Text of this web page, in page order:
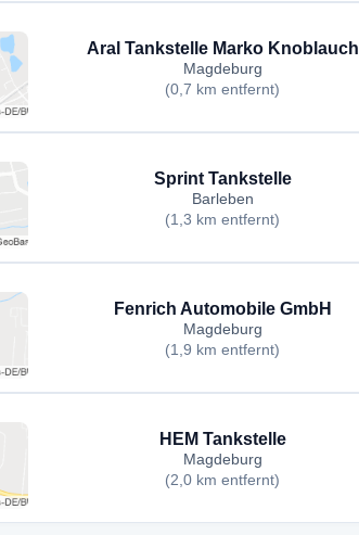
Aral Tankstelle Marko Knoblauch
Magdeburg
(0,7 km entfernt)
Sprint Tankstelle
Barleben
(1,3 km entfernt)
Fenrich Automobile GmbH
Magdeburg
(1,9 km entfernt)
HEM Tankstelle
Magdeburg
(2,0 km entfernt)